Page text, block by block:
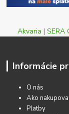
Akvaria | SERA
Informácie
O nás
Ako
Platby